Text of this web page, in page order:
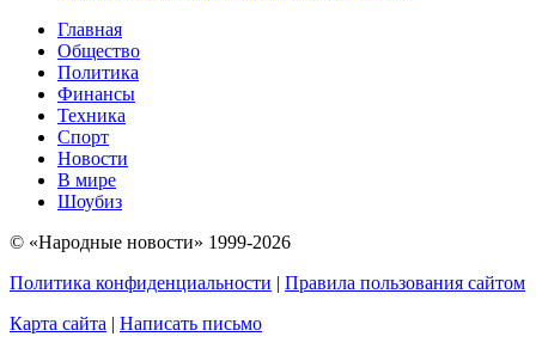
Главная
Общество
Политика
Финансы
Техника
Спорт
Новости
В мире
Шоубиз
© «Народные новости» 1999-2026
Политика конфиденциальности | Правила пользования сайтом
Карта сайта | Написать письмо